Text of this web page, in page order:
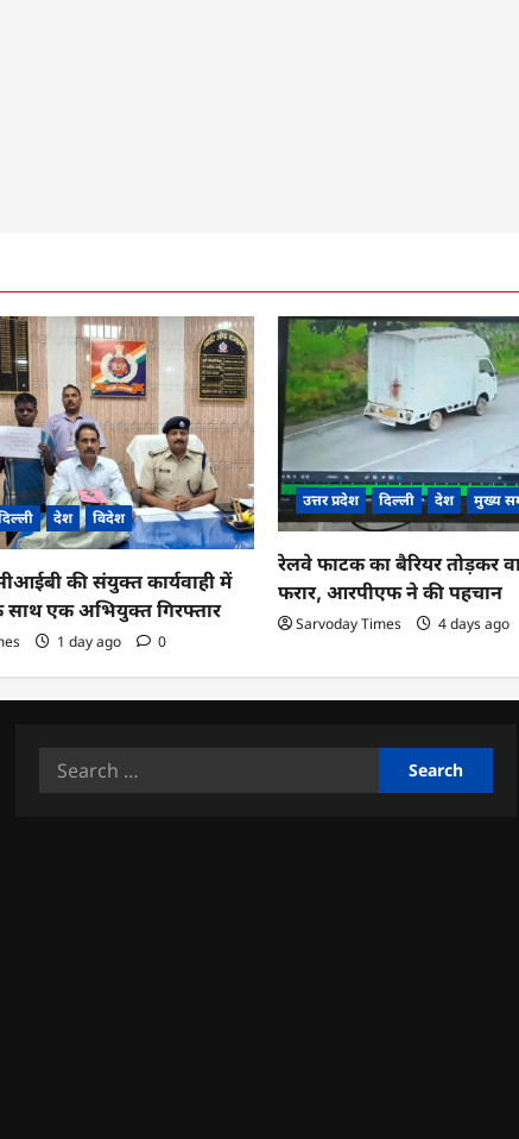
देश विदेश
की संयुक्त कार्यवाही में
एक अभियुक्त गिरफ्तार
1 day ago 0
उत्तर प्रदेश दिल्ली देश मुख्य
रेलवे फाटक का बैरियर तोड़कर
फरार, आरपीएफ ने की पहचान
Sarvoday Times 4 days ago
Search